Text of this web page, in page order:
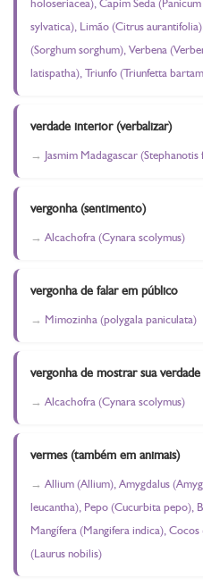
holoseriacea), Capim Seda
sylvatica), Limão (Citrus
(Sorghum sorghum), Verbena
latispatha), Triunfo (Triunfetta
verdade interior (verbalizar)
Jasmim Madagascar
vergonha (sentimento)
Alcachofra (Cynara scolymus)
vergonha de falar em público
Mimozinha (polygala paniculata)
vergonha de mostrar sua
Alcachofra (Cynara scolymus)
vermes (também em animais)
Allium (Allium), Amygdalus
leucantha), Pepo (Cucurbita pepo),
Mangífera (Mangifera indica),
(Laurus nobilis)